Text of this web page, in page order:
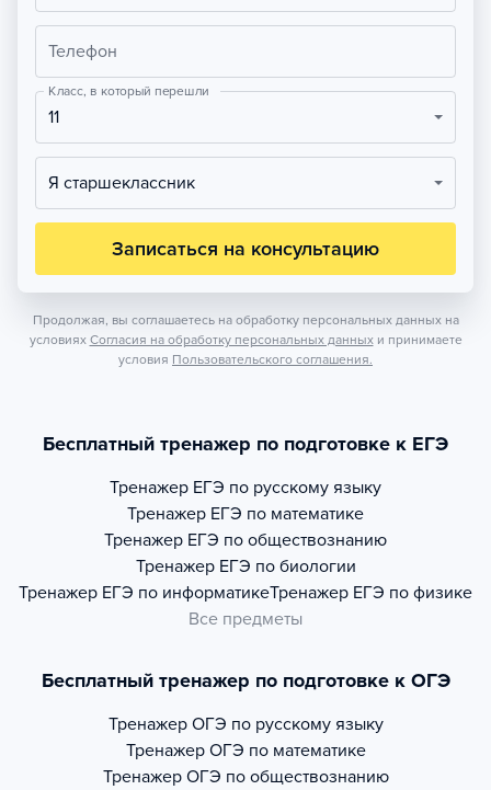
Телефон
Класс, в который перешли
11
Я старшеклассник
Записаться на консультацию
Продолжая, вы соглашаетесь на обработку персональных данных на
условиях Согласия на обработку персональных данных и принимаете
условия Пользовательского соглашения.
Бесплатный тренажер по подготовке к ЕГЭ
Тренажер ЕГЭ по русскому языку
Тренажер ЕГЭ по математике
Тренажер ЕГЭ по обществознанию
Тренажер ЕГЭ по биологии
Тренажер ЕГЭ по информатикеТренажер ЕГЭ по физике
Все предметы
Бесплатный тренажер по подготовке к ОГЭ
Тренажер ОГЭ по русскому языку
Тренажер ОГЭ по математике
Тренажер ОГЭ по обществознанию